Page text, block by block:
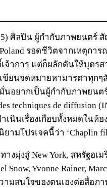
ศิลปิน ผู้กำกับภาพยนตร์
รอดชีวิตจากเหตุกา
จ้าการ แต่ก็ผลักดันให้บุตร
เขียนจดหมายหามารดาทุก
มั่นอยากเป็นผู้กำกับภาพยน
techniques de
ำเนินเรื่องเกือบทั้งหมดใน
ามโปรเจคนี้ว่า ‘Chaplin
างมุ่งสู่ New York, สหรัฐอ
Yvonne Rainer,
ามสนใจของตนเองต่อสื่อ